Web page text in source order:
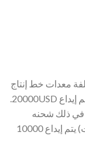
معدات خط إنتاج
الكربوكسيل الملدن المتفوق هو 40000USD، ثم إيداع 20000USD.
هو 20000 دولار (بما في ذلك شحنه
للزبونو تشمل مقياس الجريان ومضخة المعدات) يتم إيداع 10000